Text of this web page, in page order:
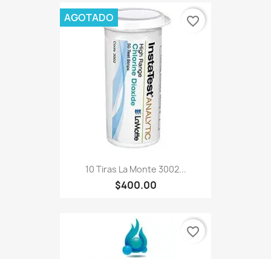
10 Tiras La Monte 3002...
$400.00
AGOTADO favorite_border
favorite_border